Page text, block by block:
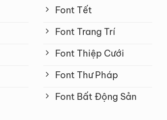
Font Tết
Font Trang Trí
Font Thiệp Cưới
Font Thư Pháp
Font Bất Động Sản